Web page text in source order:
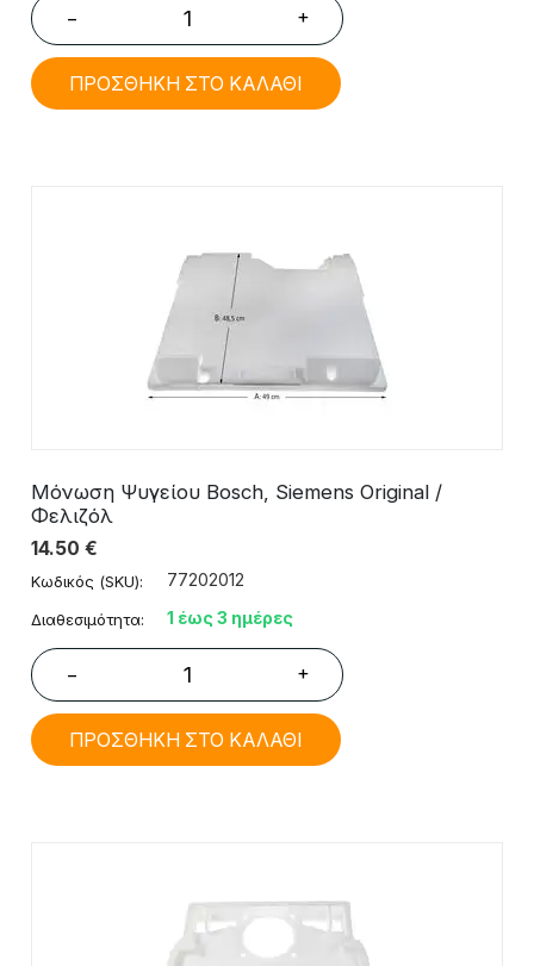
− +
ΠΡΟΣΘΗΚΗ ΣΤΟ ΚΑΛΑΘΙ
Μόνωση Ψυγείου Bosch, Siemens Original /
Φελιζόλ
14.50 €
Κωδικός (SKU): 77202012
Διαθεσιμότητα: 1 έως 3 ημέρες
− +
ΠΡΟΣΘΗΚΗ ΣΤΟ ΚΑΛΑΘΙ